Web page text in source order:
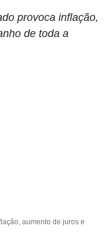
provoca inflação,
de toda a
aumento de juros e